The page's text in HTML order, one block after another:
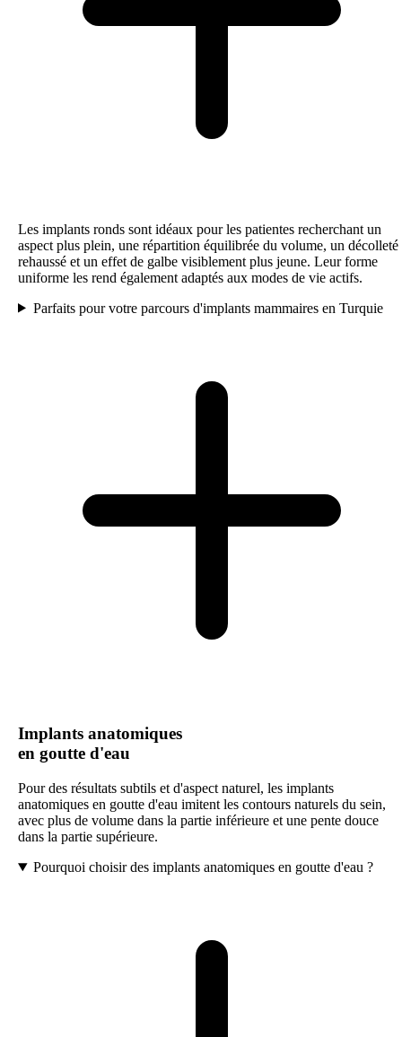
Les implants ronds sont idéaux pour les patientes recherchant un
aspect plus plein, une répartition équilibrée du volume, un décolleté
rehaussé et un effet de galbe visiblement plus jeune. Leur forme
uniforme les rend également adaptés aux modes de vie actifs.
Parfaits pour votre parcours d'implants mammaires en Turquie
Implants anatomiques
en goutte d'eau
Pour des résultats subtils et d'aspect naturel, les implants
anatomiques en goutte d'eau imitent les contours naturels du sein,
avec plus de volume dans la partie inférieure et une pente douce
dans la partie supérieure.
Pourquoi choisir des implants anatomiques en goutte d'eau ?